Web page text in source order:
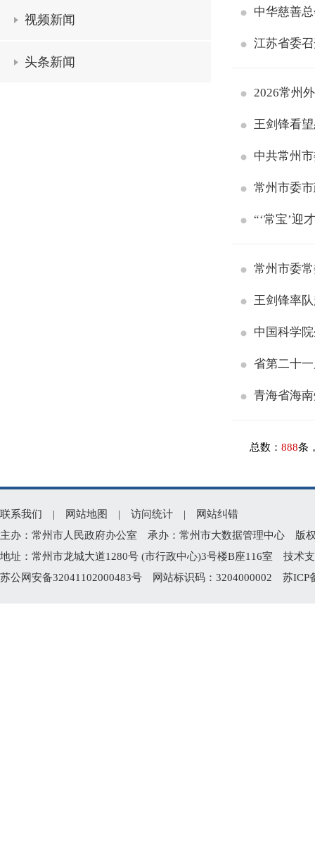
视频新闻
头条新闻
中华慈善
江苏省委
2026常州
王剑锋看
中共常州
常州市委
“‘常宝’迎
常州市委
王剑锋率
中国科学
省第二十
青海省海
总数： 888条
联系我们 | 网站地图 | 访问统计 |
网站纠错
主办：常州市人民政府办公室 承办：常州市大数据管理中心 版
地址：常州市龙城大道1280号 (市行政中心)3号楼B座116室 技术
苏公网安备32041102000483号 网站标识码：3204000002 苏ICP